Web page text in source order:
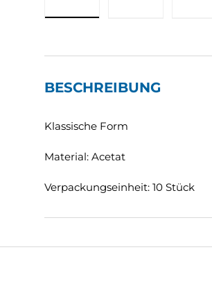
BESCHREIBUNG
Klassische Form
Material: Acetat
Verpackungseinheit: 10 Stück